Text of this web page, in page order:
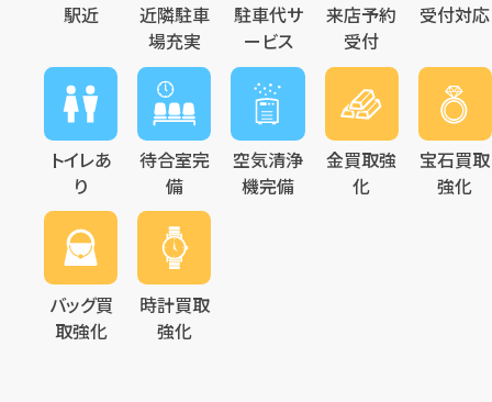
駅近
近隣駐車
場充実
駐車代サ
ービス
来店予約
受付
受付対応
トイレあ
り
待合室完
備
空気清浄
機完備
金買取強
化
宝石買取
強化
バッグ買
取強化
時計買取
強化